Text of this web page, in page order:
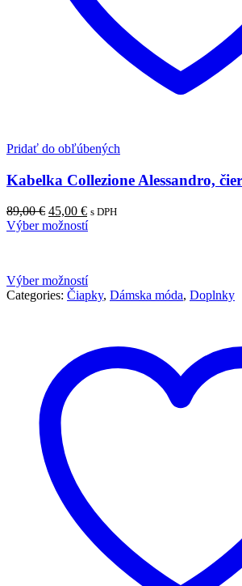
Pridať do obľúbených
Kabelka Collezione Alessandro,
89,00€ 45,00 € s DPH
Výber možností
Výber možností
Categories: Čiapky, Dámska móda, Doplnky